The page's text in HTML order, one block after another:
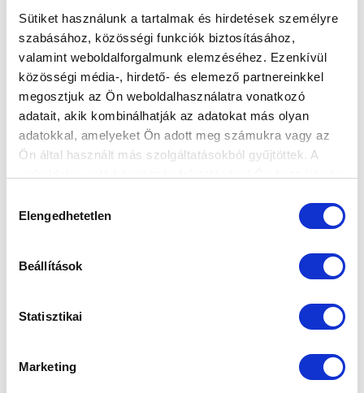
Sütiket használunk a tartalmak és hirdetések személyre
szabásához, közösségi funkciók biztosításához,
valamint weboldalforgalmunk elemzéséhez. Ezenkívül
közösségi média-, hirdető- és elemező partnereinkkel
megosztjuk az Ön weboldalhasználatra vonatkozó
adatait, akik kombinálhatják az adatokat más olyan
adatokkal, amelyeket Ön adott meg számukra vagy az
Ön által használt más szolgáltatásokból gyűjtöttek. A
kiválasztása
Elengedhetetlen
Beállítások
Statisztikai
Marketing
Ne maradjon le egy eseményről sem! Iratkozzon fel ingyenes
hírlevelünkre:
Elfogadom azAdatvédelmi tájékoztatót!